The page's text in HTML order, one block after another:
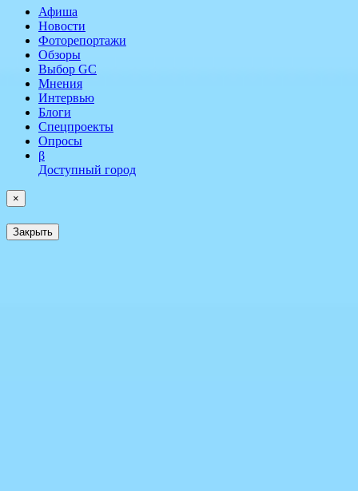
Афиша
Новости
Фоторепортажи
Обзоры
Выбор GC
Мнения
Интервью
Блоги
Спецпроекты
Опросы
β
Доступный город
×
Закрыть